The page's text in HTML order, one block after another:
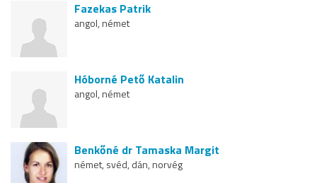
Fazekas Patrik
angol, német
Hóborné Pető Katalin
angol, német
Benkőné dr Tamaska Margit
német, svéd, dán, norvég